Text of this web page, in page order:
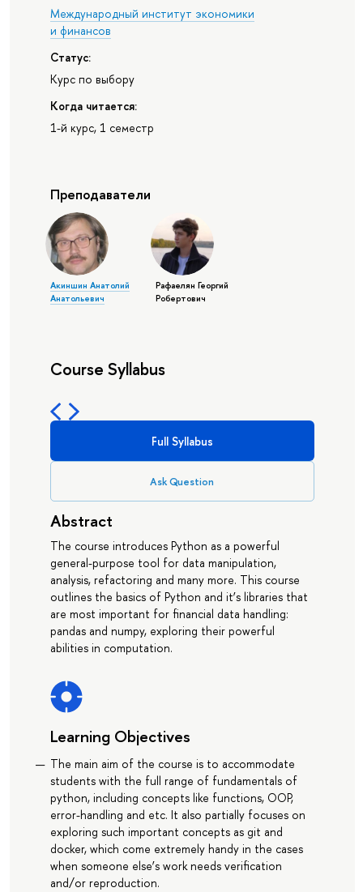
Международный институт экономики
и финансов
Статус:
Курс по выбору
Когда читается:
1-й курс, 1 семестр
Преподаватели
Акиншин Анатолий
Анатольевич
Рафаелян Георгий
Робертович
Course Syllabus
Full Syllabus
Ask Question
Abstract
The course introduces Python as a powerful
general-purpose tool for data manipulation,
analysis, refactoring and many more. This course
outlines the basics of Python and it’s libraries that
are most important for financial data handling:
pandas and numpy, exploring their powerful
abilities in computation.
Learning Objectives
The main aim of the course is to accommodate
students with the full range of fundamentals of
python, including concepts like functions, OOP,
error-handling and etc. It also partially focuses on
exploring such important concepts as git and
docker, which come extremely handy in the cases
when someone else’s work needs verification
and/or reproduction.